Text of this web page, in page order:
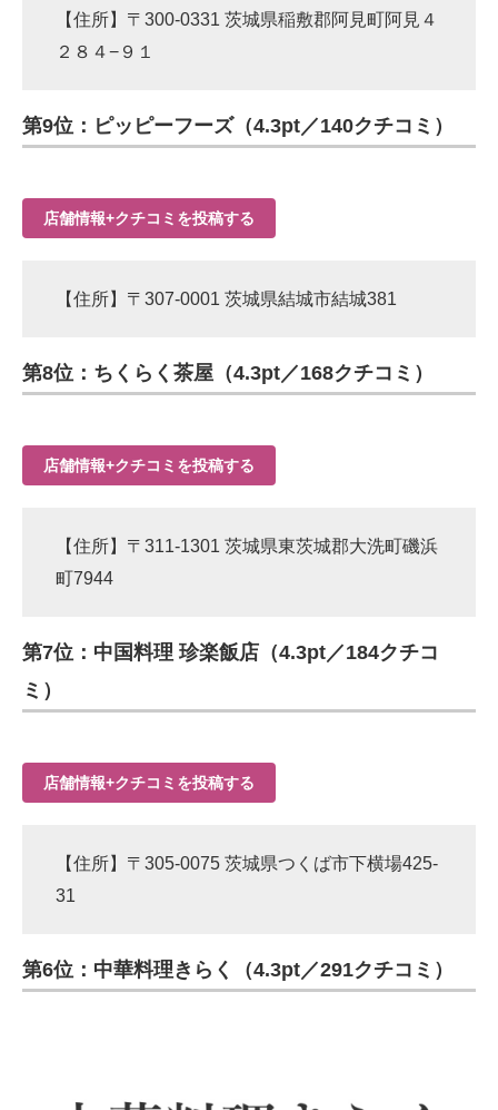
【住所】〒300-0331 茨城県稲敷郡阿見町阿見４
２８４−９１
第9位：ピッピーフーズ（4.3pt／140クチコミ）
店舗情報+クチコミを投稿する
【住所】〒307-0001 茨城県結城市結城381
第8位：ちくらく茶屋（4.3pt／168クチコミ）
店舗情報+クチコミを投稿する
【住所】〒311-1301 茨城県東茨城郡大洗町磯浜
町7944
第7位：中国料理 珍楽飯店（4.3pt／184クチコ
ミ）
店舗情報+クチコミを投稿する
【住所】〒305-0075 茨城県つくば市下横場425-
31
第6位：中華料理きらく（4.3pt／291クチコミ）